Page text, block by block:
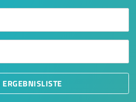
ERGEBNISLISTE